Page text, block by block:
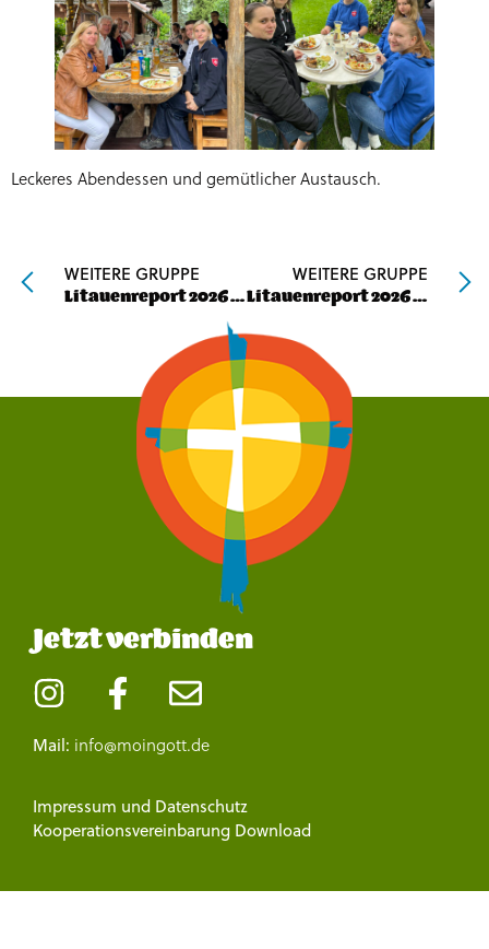
Leckeres Abendessen und gemütlicher Austausch.
WEITERE GRUPPE
Litauenreport 2026 – Tag 1
WEITERE GRUPPE
Litauenreport 2026 – Tag 3
Jetzt verbinden
Mail: info@moingott.de
Impressum und Datenschutz
Kooperationsvereinbarung Download